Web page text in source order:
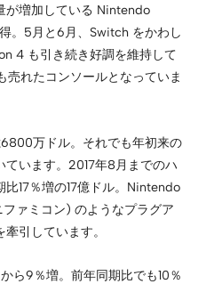
が増加している Nintendo
。5月と6月、Switch をかわし
4 も引き続き好調を維持して
売れたコンソールとなっていま
万ドル。それでも年初来の
います。2017年8月までのハ
17％増の17億ドル。Nintendo
ァミコン) のようなプラグア
引しています。
ら9％増。前年同期比でも10％